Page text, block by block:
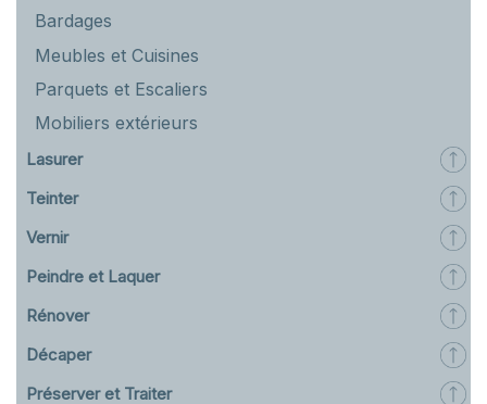
Bardages
Meubles et Cuisines
Parquets et Escaliers
Mobiliers extérieurs
Lasurer
Teinter
Vernir
Peindre et Laquer
Rénover
Décaper
Préserver et Traiter